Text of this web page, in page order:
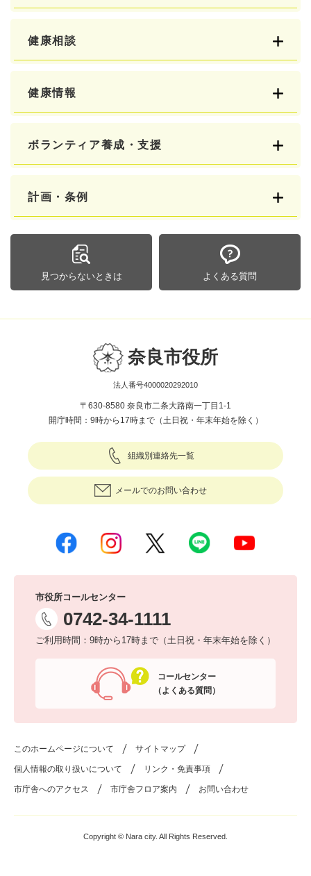
健康相談
健康情報
ボランティア養成・支援
計画・条例
見つからないときは よくある質問
奈良市役所
法人番号4000020292010
〒630-8580 奈良市二条大路南一丁目1-1
開庁時間：9時から17時まで（土日祝・年末年始を除く）
組織別連絡先一覧
メールでのお問い合わせ
市役所コールセンター
0742-34-1111
ご利用時間：9時から17時まで（土日祝・年末年始を除く）
コールセンター
（よくある質問）
このホームページについて サイトマップ
個人情報の取り扱いについて リンク・免責事項
市庁舎へのアクセス 市庁舎フロア案内 お問い合わせ
Copyright © Nara city. All Rights Reserved.